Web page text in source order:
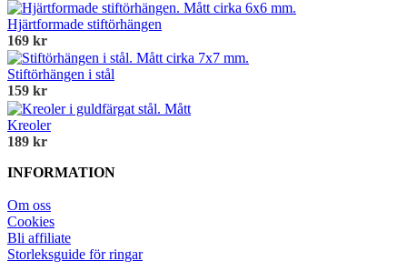
Hjärtformade stiftörhängen
169 kr
Stiftörhängen i stål
159 kr
Kreoler
189 kr
INFORMATION
Om oss
Cookies
Bli affiliate
Storleksguide för ringar